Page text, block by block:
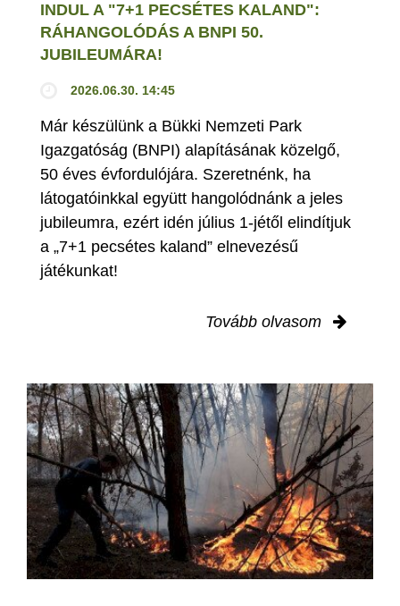
INDUL A "7+1 PECSÉTES KALAND":
RÁHANGOLÓDÁS A BNPI 50.
JUBILEUMÁRA!
2026.06.30. 14:45
Már készülünk a Bükki Nemzeti Park
Igazgatóság (BNPI) alapításának közelgő,
50 éves évfordulójára. Szeretnénk, ha
látogatóinkkal együtt hangolódnánk a jeles
jubileumra, ezért idén július 1-jétől elindítjuk
a „7+1 pecsétes kaland” elnevezésű
játékunkat!
Tovább olvasom